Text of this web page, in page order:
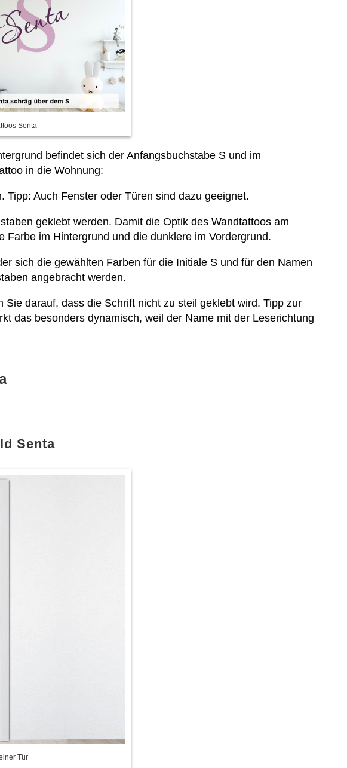
Senta
befindet sich der Anfangsbuchstabe S und im
in die Wohnung:
Auch Fenster oder Türen sind dazu geeignet.
geklebt werden. Damit die Optik des Wandtattoos am
im Hintergrund und die dunklere im Vordergrund.
sich die gewählten Farben für die Initiale S und für den Namen
angebracht werden.
darauf, dass die Schrift nicht zu steil geklebt wird. Tipp zur
das besonders dynamisch, weil der Name mit der Leserichtung
Senta
Tür